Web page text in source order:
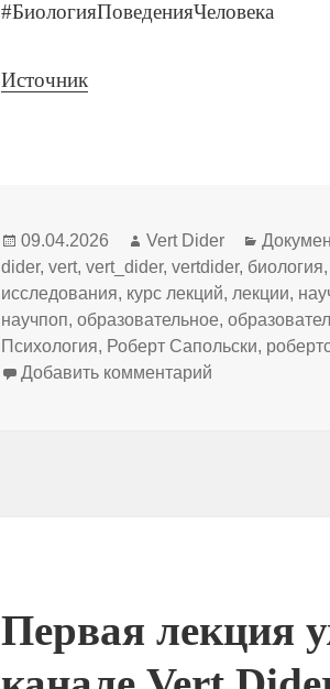
#БиологияПоведенияЧеловека
Источник
Опубликовано
09.04.2026 Автор
Vert Dider Рубрики
dider,vert,vert_dider,vertdider, биология,
исследования, курс лекций, лекции,
научпоп,образовательное,
Психология, Роберт Сапольски,
Добавить комментарий
Первая лекция